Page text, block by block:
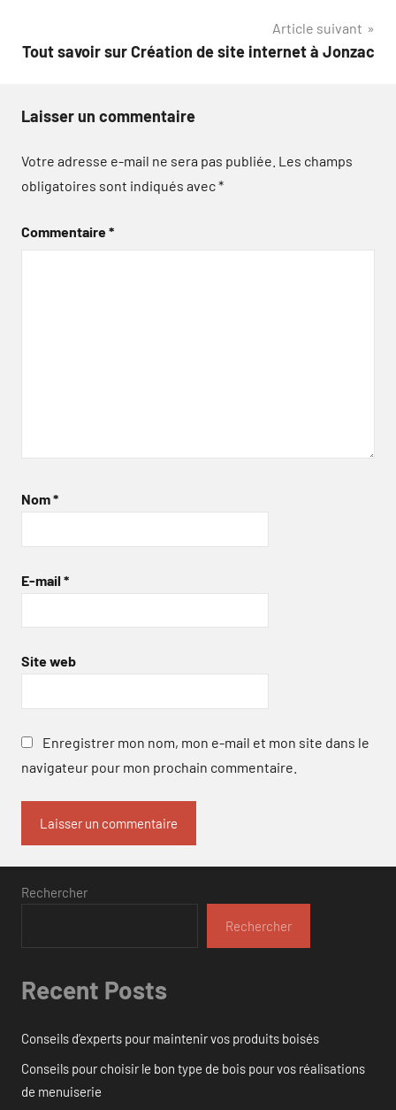
Article suivant
Tout savoir sur Création de site internet à Jonzac
Laisser un commentaire
Votre adresse e-mail ne sera pas publiée. Les champs
obligatoires sont indiqués avec*
Commentaire*
Nom*
E-mail *
Site web
Enregistrer mon nom, mon e-mail et mon site dans le
navigateur pour mon prochain commentaire.
Rechercher
Rechercher
Recent Posts
Conseils d’experts pour maintenir vos produits boisés
Conseils pour choisir le bon type de bois pour vos réalisations
de menuiserie